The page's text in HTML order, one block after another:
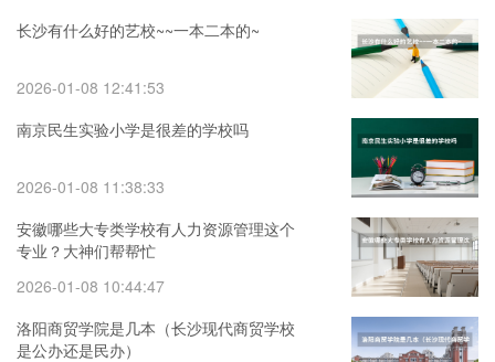
长沙有什么好的艺校~~一本二本的~
2026-01-08 12:41:53
南京民生实验小学是很差的学校吗
2026-01-08 11:38:33
安徽哪些大专类学校有人力资源管理这个
专业？大神们帮帮忙
2026-01-08 10:44:47
洛阳商贸学院是几本（长沙现代商贸学校
是公办还是民办）